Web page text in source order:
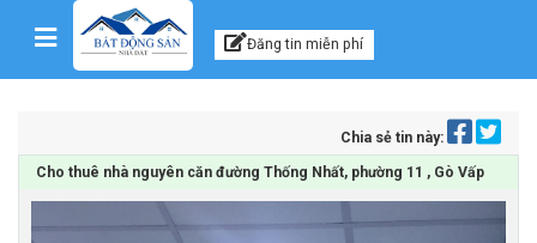
Skip to content Kênh thông tin, tư vấn
Đăng tin miễn phí
Chia sẻ tin này:
Cho thuê nhà nguyên căn đường Thống Nhất, phường 11 , Gò Vấp